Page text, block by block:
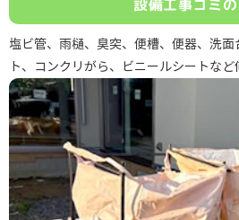
設備工事ゴミ
塩ビ管、雨樋、臭突、便槽、便器、洗
ト、コンクリがら、ビニールシートなど